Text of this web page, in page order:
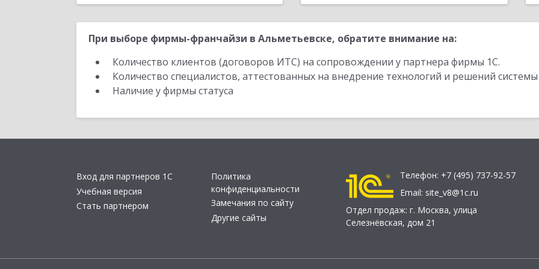
При выборе фирмы-франчайзи в Альметьевске, обратите внимание на:
Количество клиентов (договоров ИТС) на сопровождении у партнера фирмы 1С.
Количество специалистов, аттестованных на внедрение технологий и решений
Наличие у фирмы статуса
Вход для партнеров 1С
Учебная версия
Стать партнером
Политика
конфиденциальности
Замечания по сайту
Другие сайты
Телефон: +7 (495) 737-92-57
Email: site_v8@1c.ru
Отдел продаж: г. Москва, улица
Селезнёвская, дом 21